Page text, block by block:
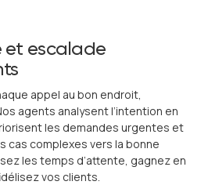
et escalade
appel au bon endroit,
agents analysent l’intention en
les demandes urgentes et
cas complexes vers la bonne
les temps d’attente, gagnez en
vos clients.